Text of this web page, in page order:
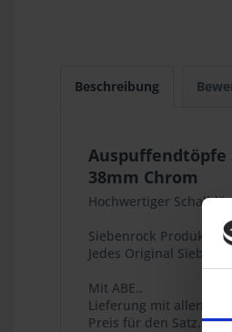
Beschreibung
Auspuffendtöpfe
38mm Chrom
Hochwertiger
Siebenrock Produkt
Jedes Original
Mit ABE..
Lieferung mit allen
Preis für den Satz.